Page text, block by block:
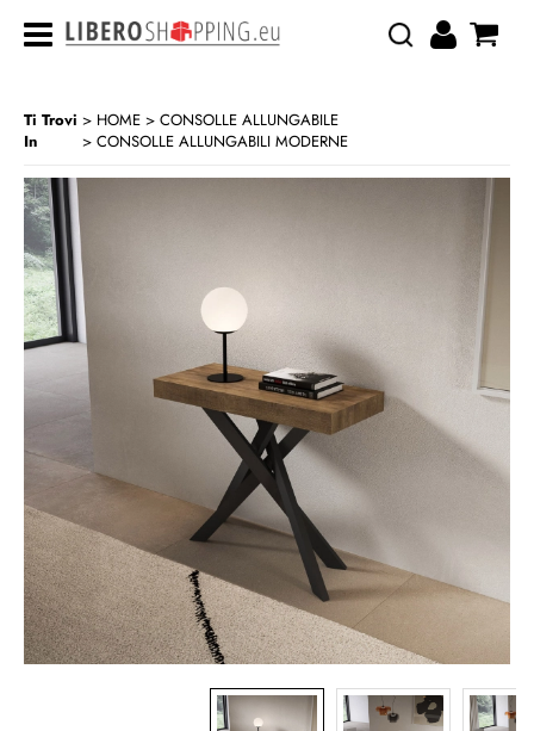
CATEGORIA: HOME> CONSOLLE ALLUNGABILE> CONSOLLE ALLUNGABILI MODERNE
Ti Trovi
In
HOME
CONSOLLE ALLUNGABILE
CONSOLLE ALLUNGABILI MODERNE